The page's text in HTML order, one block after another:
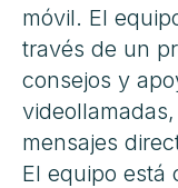
móvil. El
través de un
consejos y
mensajes
El equipo está